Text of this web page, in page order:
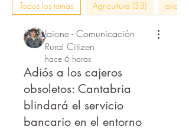
Todos los temas Agricultura (33)
Jaione - Comunicación
Rural Citizen
hace 6 horas
Adiós a los cajeros
obsoletos: Cantabria
blindará el servicio
bancario en el entorno